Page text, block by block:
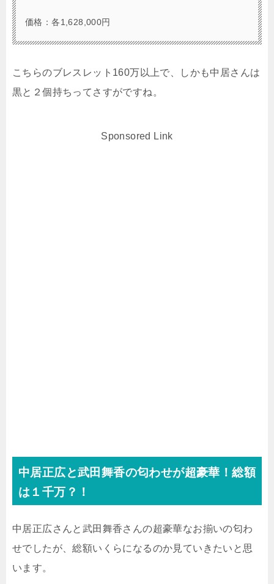
価格：各1,628,000円
こちらのブレスレット160万以上で、しかも中居さんは
黒と２個持ちってさすがですね。
Sponsored Link
中居正広と武田舞香の匂わせが超豪華！総額
は１千万？！
中居正広さんと武田舞香さんの超豪華なお揃いの匂わ
せでしたが、総額いくらになるのか見ていきたいと思
います。